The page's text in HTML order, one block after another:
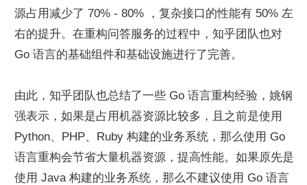
源占用减少了 70% - 80% ，复杂接口的性能有 50% 左
右的提升。在重构问答服务的过程中，知乎团队也对
Go 语言的基础组件和基础设施进行了完善。
由此，知乎团队也总结了一些 Go 语言重构经验，姚钢
强表示，如果是占用机器资源比较多，且之前是使用
Python、PHP、Ruby 构建的业务系统，那么使用 Go
语言重构会节省大量机器资源，提高性能。如果原先是
使用 Java 构建的业务系统，那么不建议使用 Go 语言